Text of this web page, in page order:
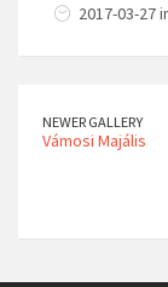
2017-03-27
NEWER GALLERY
Vámosi Majális